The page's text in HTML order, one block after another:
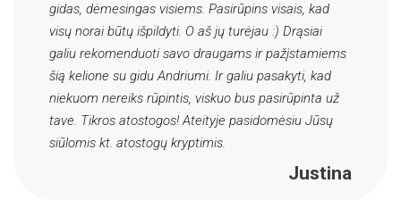
gidas, dėmesingas visiems. Pasirūpins visais, kad
visų norai būtų išpildyti. O aš jų turėjau :) Drąsiai
galiu rekomenduoti savo draugams ir pažįstamiems
šią kelione su gidu Andriumi. Ir galiu pasakyti, kad
niekuom nereiks rūpintis, viskuo bus pasirūpinta už
tave. Tikros atostogos! Ateityje pasidomėsiu Jūsų
siūlomis kt. atostogų kryptimis.
Justina